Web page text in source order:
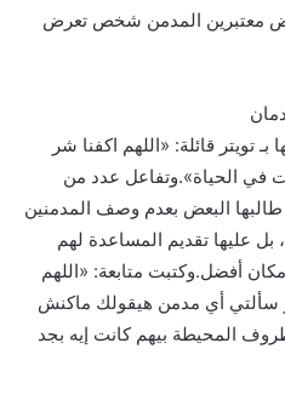
معتبرين المدمن شخص تعرض
تويتر قائلة: «اللهم اكفنا شر
في الحياة».وتفاعل عدد من
طالبها البعض بعدم وصف المدمنين
بل عليها تقديم المساعدة لهم
أفضل.وكتبت متابعة: «اللهم
سألتي أي مدمن هيقولك ماكنش
المحيطة بيهم كانت إيه بجد